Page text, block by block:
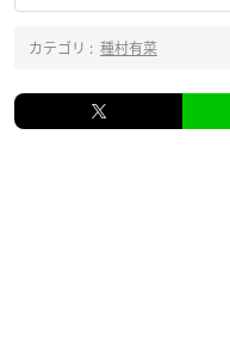
カテゴリ : 種村有菜